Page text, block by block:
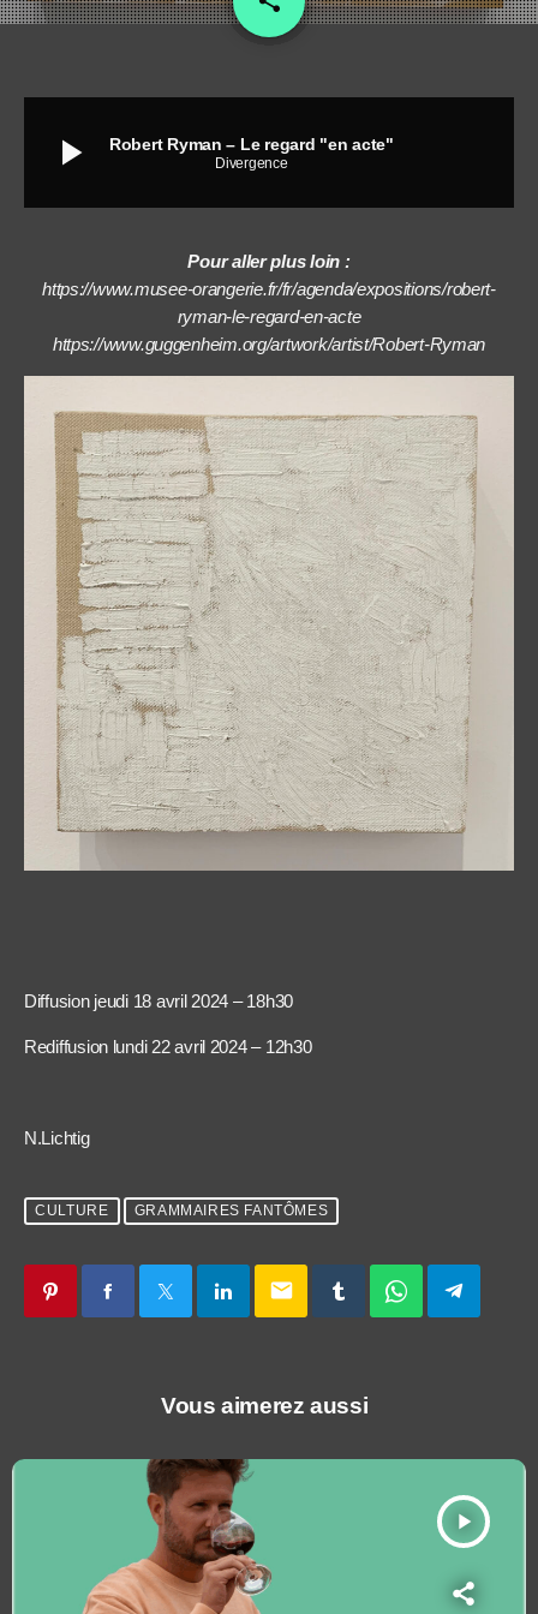
play_arrow Robert Ryman – Le regard "en acte"
Divergence
Pour aller plus loin :
https://www.musee-orangerie.fr/fr/agenda/expositions/robert-
ryman-le-regard-en-acte
https://www.guggenheim.org/artwork/artist/Robert-Ryman
Diffusion jeudi 18 avril 2024 – 18h30
Rediffusion lundi 22 avril 2024 – 12h30
N.Lichtig
CULTURE GRAMMAIRES FANTÔMES
email
Vous aimerez aussi
play_arrow